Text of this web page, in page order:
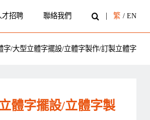
才招聘 聯絡我們 繁 / EN
字/大型立體字擺設/立體字製作/訂製立體字
體字擺設/立體字製